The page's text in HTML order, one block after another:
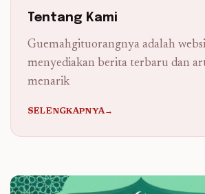
Tentang Kami
Guemahgituorangnya adalah
menyediakan berita terbaru dan
menarik
SELENGKAPNYA→